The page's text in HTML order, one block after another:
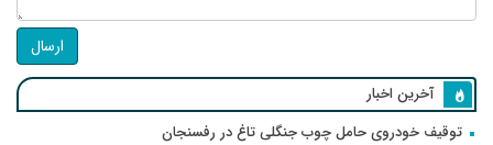
ارسال
آخرین اخبار
توقیف خودروی حامل چوب جنگلی تاغ در رفسنجان